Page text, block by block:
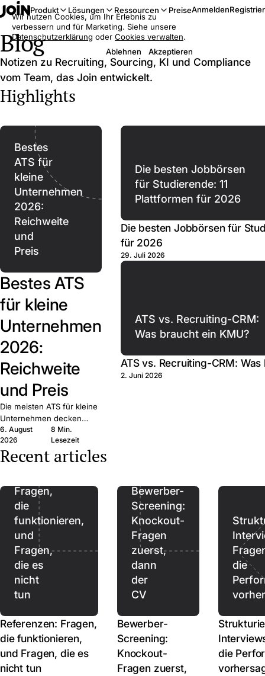
Produkt Lösungen Ressourcen PreiseAnmelden
Blog
Notizen zu Recruiting, Sourcing, KI und Compliance
vom Team, das Join entwickelt.
Highlights
Bestes
ATS für
kleine
Unternehmen
2026:
Reichweite
und
Preis
Bestes ATS
für kleine
Unternehmen
2026:
Reichweite
und Preis
Die meisten ATS für kleine
Unternehmen decken
dieselben Grundfunktionen
ab. Entscheidend sind
Reichweite, Preis und
6. August
2026
8 Min.
Lesezeit
Die besten Jobbörsen
für Studierende: 11
Plattformen für 2026
Die besten Jobbörsen für
für 2026
29. Juli 2026
ATS vs. Recruiting-CRM:
Was braucht ein KMU?
ATS vs. Recruiting-CRM:
2. Juni 2026
Recent articles
Fragen,
die
funktionieren,
und
Fragen,
die es
nicht
tun
Referenzen: Fragen,
die funktionieren,
und Fragen, die es
nicht tun
Bewerber-
Screening:
Knockout-
Fragen
zuerst,
dann
der
CV
Bewerber-
Screening:
Knockout-
Fragen zuerst,
die
die
Wir nutzen Cookies, um Ihr Erlebnis zu
verbessern und für Marketing. Siehe unsere
Datenschutzerklärung oder Cookies verwalten.
Ablehnen
Akzeptieren